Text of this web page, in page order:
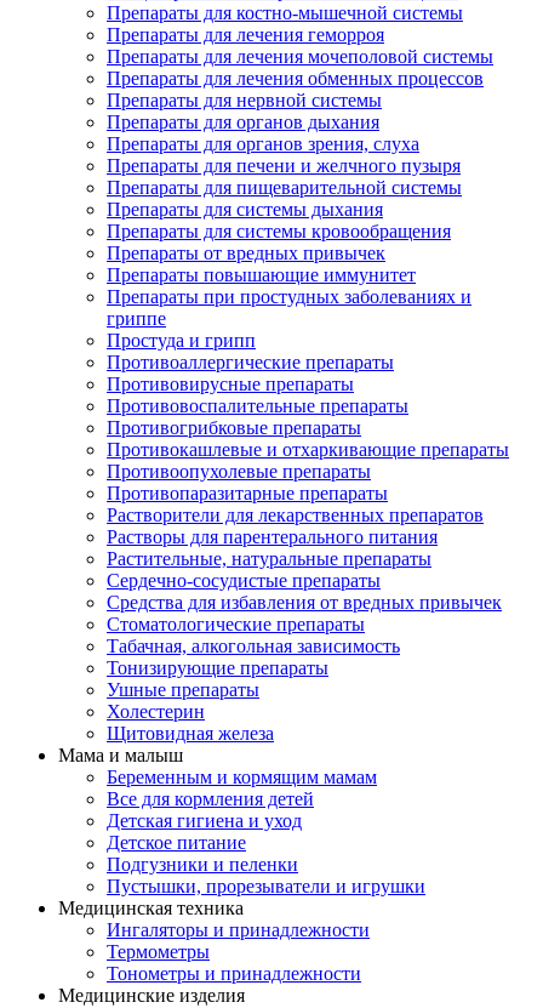
Препараты для костно-мышечной системы
Препараты для лечения геморроя
Препараты для лечения мочеполовой системы
Препараты для лечения обменных процессов
Препараты для нервной системы
Препараты для органов дыхания
Препараты для органов зрения, слуха
Препараты для печени и желчного пузыря
Препараты для пищеварительной системы
Препараты для системы дыхания
Препараты для системы кровообращения
Препараты от вредных привычек
Препараты повышающие иммунитет
Препараты при простудных заболеваниях и
гриппе
Простуда и грипп
Противоаллергические препараты
Противовирусные препараты
Противовоспалительные препараты
Противогрибковые препараты
Противокашлевые и отхаркивающие препараты
Противоопухолевые препараты
Противопаразитарные препараты
Растворители для лекарственных препаратов
Растворы для парентерального питания
Растительные, натуральные препараты
Сердечно-сосудистые препараты
Средства для избавления от вредных привычек
Стоматологические препараты
Табачная, алкогольная зависимость
Тонизирующие препараты
Ушные препараты
Холестерин
Щитовидная железа
Мама и малыш
Беременным и кормящим мамам
Все для кормления детей
Детская гигиена и уход
Детское питание
Подгузники и пеленки
Пустышки, прорезыватели и игрушки
Медицинская техника
Ингаляторы и принадлежности
Термометры
Тонометры и принадлежности
Медицинские изделия